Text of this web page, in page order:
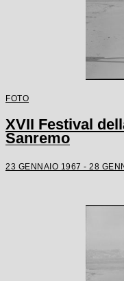
FOTO
XVII Festival
Sanremo
23 GENNAIO 1967 - 28